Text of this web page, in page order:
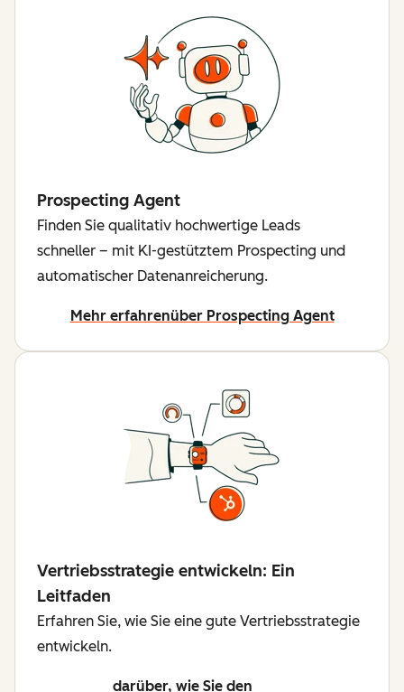
Prospecting Agent
Finden Sie qualitativ hochwertige Leads
schneller – mit KI-gestütztem Prospecting und
automatischer Datenanreicherung.
Mehr erfahrenüber Prospecting Agent
Vertriebsstrategie entwickeln: Ein
Leitfaden
Erfahren Sie, wie Sie eine gute Vertriebsstrategie
entwickeln.
darüber, wie Sie den